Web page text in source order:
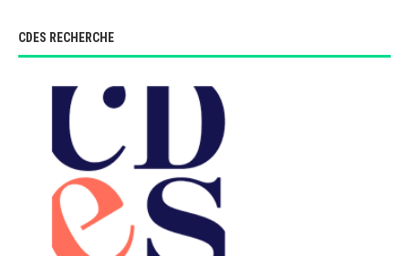
CDES RECHERCHE